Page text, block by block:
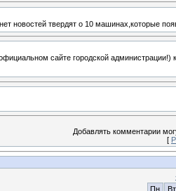
новостей твердят о 10 машинах,которые
сайте городской
Добавлять комментарии
[
Пн
Вт